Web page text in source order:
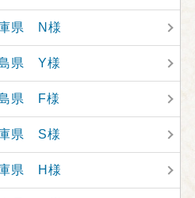
県 N様
県 Y様
県 F様
県 S様
県 H様